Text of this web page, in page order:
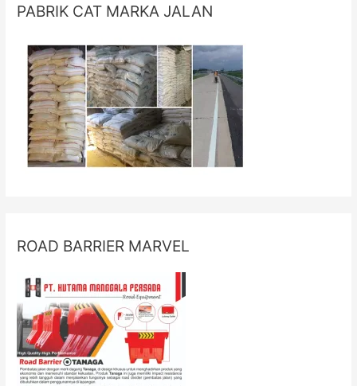
PABRIK CAT MARKA JALAN
ROAD BARRIER MARVEL